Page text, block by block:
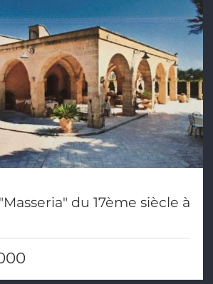
du 17ème siècle à